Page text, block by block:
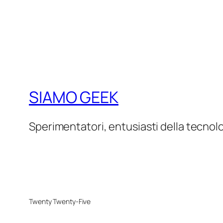
SIAMO GEEK
Sperimentatori, entusiasti della
Twenty Twenty-Five